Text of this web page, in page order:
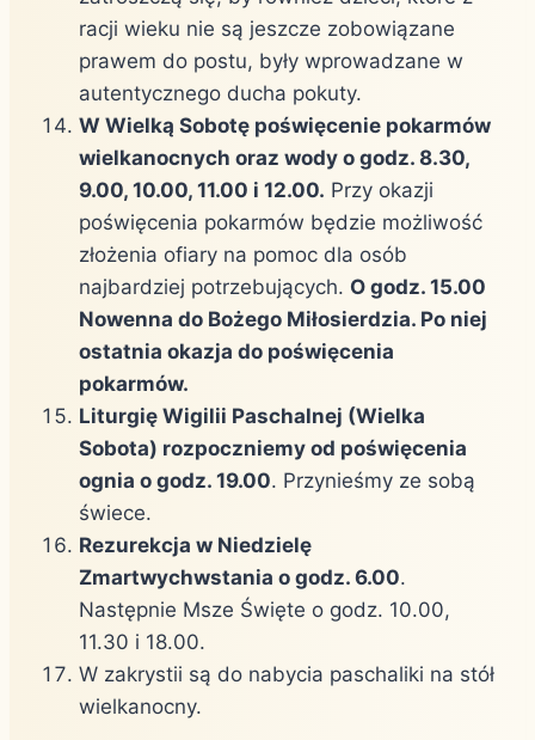
racji wieku nie są jeszcze zobowiązane
prawem do postu, były wprowadzane w
autentycznego ducha pokuty.
W Wielką Sobotę poświęcenie pokarmów
wielkanocnych oraz wody o godz. 8.30,
9.00, 10.00, 11.00 i 12.00. Przy okazji
poświęcenia pokarmów będzie możliwość
złożenia ofiary na pomoc dla osób
najbardziej potrzebujących. O godz. 15.00
Nowenna do Bożego Miłosierdzia. Po niej
ostatnia okazja do poświęcenia
pokarmów.
Liturgię Wigilii Paschalnej (Wielka
Sobota) rozpoczniemy od poświęcenia
ognia o godz. 19.00. Przynieśmy ze sobą
świece.
Rezurekcja w Niedzielę
Zmartwychwstania o godz. 6.00.
Następnie Msze Święte o godz. 10.00,
11.30 i 18.00.
W zakrystii są do nabycia paschaliki na stół
wielkanocny.